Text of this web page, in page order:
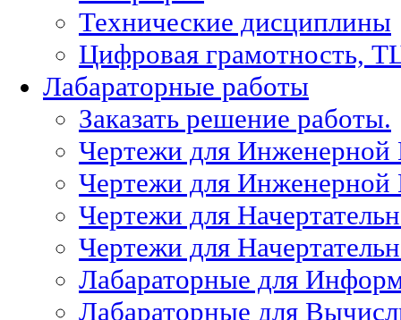
Технические дисциплины
Цифровая грамотность,
Лабараторные работы
Заказать решение работы.
Чертежи для
Чертежи для
Чертежи для
Чертежи для
Лабараторные для
Лабараторные для